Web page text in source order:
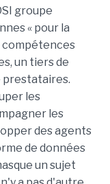
groupe
« pour la
compétences
un tiers de
les
les
des agents
de données
un sujet